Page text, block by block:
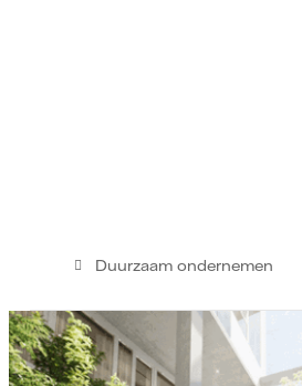
Duurzaam ondernemen